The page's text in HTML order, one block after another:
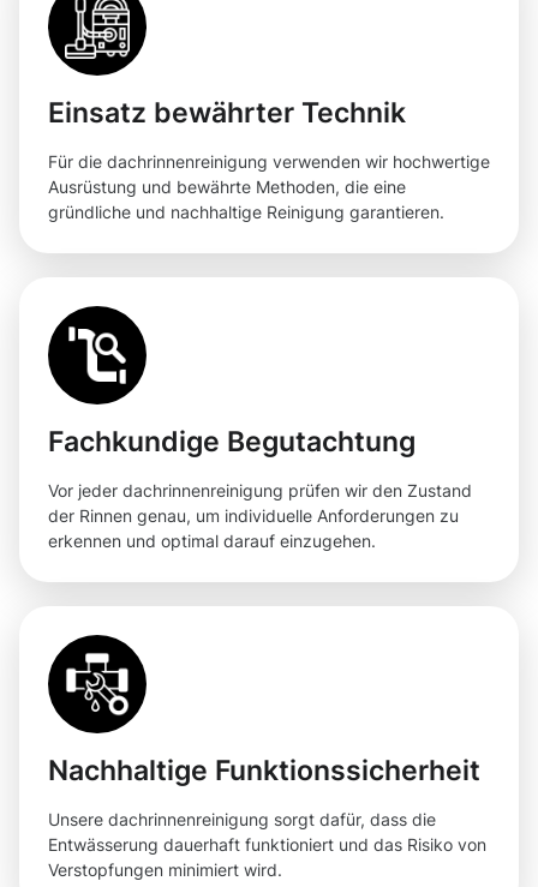
Einsatz bewährter Technik
Für die dachrinnenreinigung verwenden wir hochwertige
Ausrüstung und bewährte Methoden, die eine
gründliche und nachhaltige Reinigung garantieren.
Fachkundige Begutachtung
Vor jeder dachrinnenreinigung prüfen wir den Zustand
der Rinnen genau, um individuelle Anforderungen zu
erkennen und optimal darauf einzugehen.
Nachhaltige Funktionssicherheit
Unsere dachrinnenreinigung sorgt dafür, dass die
Entwässerung dauerhaft funktioniert und das Risiko von
Verstopfungen minimiert wird.